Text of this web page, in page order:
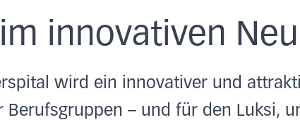
innovativen
wird ein innovativer und
Berufsgruppen – und für den Luksi,